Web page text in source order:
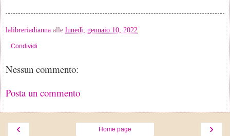
lalibreriadianna alle lunedì, gennaio 10, 2022
Condividi
Nessun commento:
Posta un commento
‹ ›
Home page